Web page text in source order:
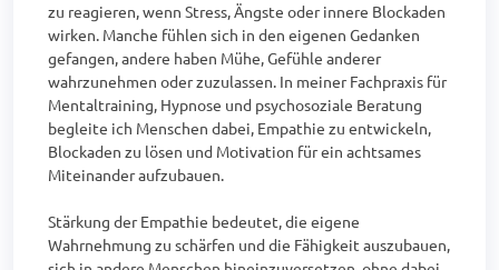
zu reagieren, wenn Stress, Ängste oder innere Blockaden
wirken. Manche fühlen sich in den eigenen Gedanken
gefangen, andere haben Mühe, Gefühle anderer
wahrzunehmen oder zuzulassen. In meiner Fachpraxis für
Mentaltraining, Hypnose und psychosoziale Beratung
begleite ich Menschen dabei, Empathie zu entwickeln,
Blockaden zu lösen und Motivation für ein achtsames
Miteinander aufzubauen.
Stärkung der Empathie bedeutet, die eigene
Wahrnehmung zu schärfen und die Fähigkeit auszubauen,